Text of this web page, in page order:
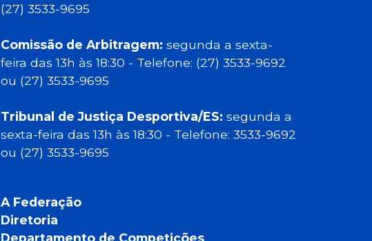
(27) 3533-9695
Comissão de Arbitragem: segunda a sexta-
feira das 13h às 18:30 - Telefone: (27) 3533-9692
ou (27) 3533-9695
Tribunal de Justiça Desportiva/ES: segunda a
sexta-feira das 13h às 18:30 - Telefone: 3533-9692
ou (27) 3533-9695
A Federação
Diretoria
Departamento de Competições